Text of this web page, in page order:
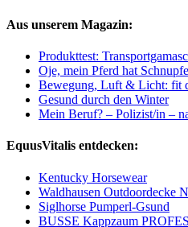
Aus unserem Magazin:
Produkttest:
Oje, mein Pferd hat
Bewegung, Luft & Licht: fit
Gesund durch den Winter
Mein Beruf? – Polizist/in –
EquusVitalis entdecken:
Kentucky Horsewear
Waldhausen Outdoordecke
Siglhorse Pumperl-Gsund
BUSSE Kappzaum